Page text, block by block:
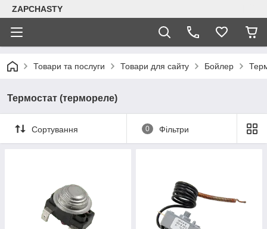
ZAPCHASTY
Товари та послуги Товари для сайту Бойлер
Термостат (термореле)
Сортування 0 Фільтри